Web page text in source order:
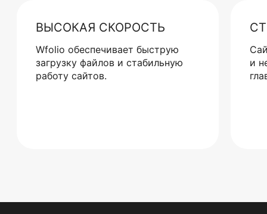
ВЫСОКАЯ СКОРОСТЬ
Wfolio обеспечивает быструю
загрузку файлов и стабильную
работу сайтов.
и